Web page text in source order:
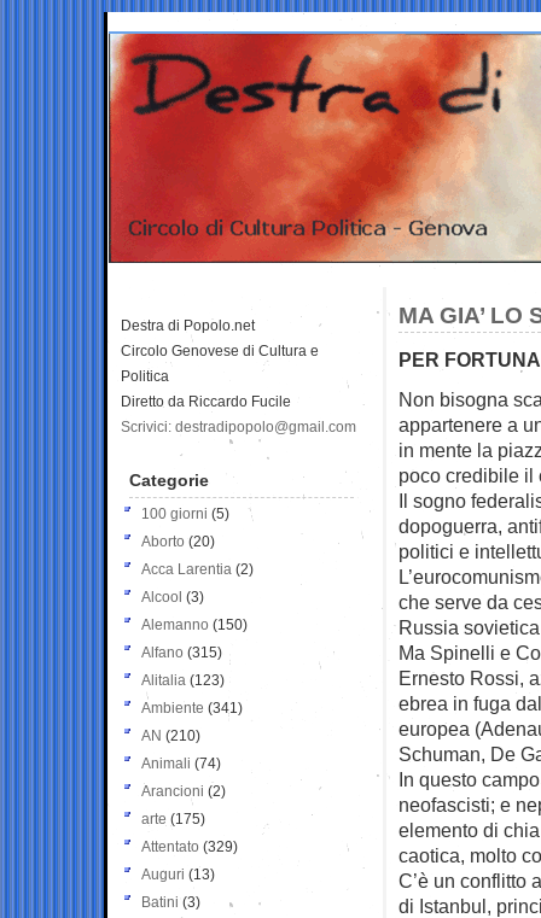
MA GIA’ LO
PER
Non bisogna
appartenere a
in mente la
poco credibile il
Il sogno
dopoguerra,
politici e
che serve da
Russia
Ma Spinelli e
Ernesto Rossi,
ebrea in fuga
europea
Schuman, De
In questo
neofascisti; e
elemento di
caotica, molto
C’è un conflitto
di Istanbul,
Destra di Popolo.net
Circolo Genovese di Cultura e
Politica
Diretto da Riccardo Fucile
Scrivici: destradipopolo@gmail.com
Categorie
100 giorni (5)
Aborto (20)
Acca Larentia (2)
Alcool (3)
Alemanno (150)
Alfano (315)
Alitalia (123)
Ambiente (341)
AN (210)
Animali (74)
Arancioni (2)
arte (175)
Attentato (329)
Auguri (13)
Batini (3)